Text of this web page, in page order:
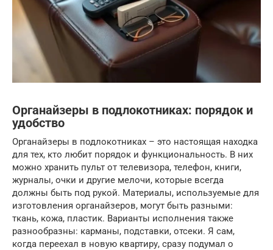
Органайзеры в подлокотниках: порядок и
удобство
Органайзеры в подлокотниках – это настоящая находка
для тех, кто любит порядок и функциональность. В них
можно хранить пульт от телевизора, телефон, книги,
журналы, очки и другие мелочи, которые всегда
должны быть под рукой. Материалы, используемые для
изготовления органайзеров, могут быть разными:
ткань, кожа, пластик. Варианты исполнения также
разнообразны: карманы, подставки, отсеки. Я сам,
когда переехал в новую квартиру, сразу подумал о